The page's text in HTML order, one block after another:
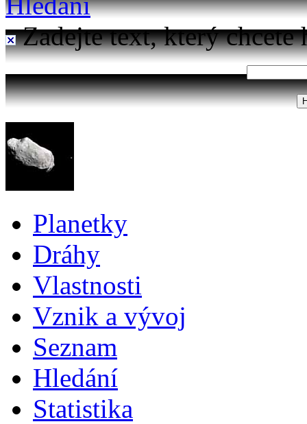
Zadejte text, který chcete
Planetky
Dráhy
Vlastnosti
Vznik a vývoj
Seznam
Hledání
Statistika